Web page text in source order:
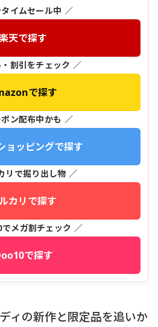
イムセール中 ／
天で探す
割引をチェック ／
で探す
ン配布中かも ／
ョッピングで探す
リで掘り出し物 ／
カリで探す
メガ割チェック ／
で探す
ィの新作と限定品を追いか